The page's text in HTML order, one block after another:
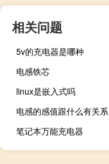
相关问题
5v的充电器是哪种
电感铁芯
linux是嵌入式吗
电感的感值跟什么有关系
笔记本万能充电器